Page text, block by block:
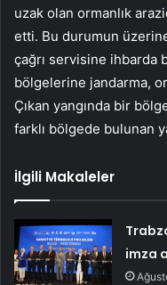
uzak olan ormanlık
etti. Bu durumun
çağrı servisine ihbarda
bölgelerine jandarma,
Çıkan yangında bir
farklı bölgede bulunan
İlgili Makaleler
imza